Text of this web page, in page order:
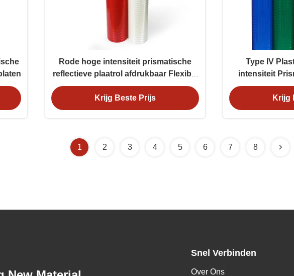
Rode hoge intensiteit prismatische
reflectieve plaatrol afdrukbaar Flexibel
OEM
Krijg Beste Prijs
Type IV
intensiteit
Krijg
1 2 3 4 5 6 7 8
Snel Verbinden
Over Ons